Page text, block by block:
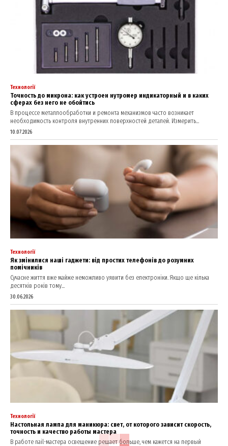
Технології
Точность до микрона: как устроен нутромер индикаторный и в каких
сферах без него не обойтись
В процессе металлообработки и ремонта механизмов часто возникает
необходимость контроля внутренних поверхностей деталей. Измерить...
10.07.2026
Технології
Як змінилися наші гаджети: від простих телефонів до розумних
помічників
Сучасне життя вже майже неможливо уявити без електроніки. Якщо ще кілька
десятків років тому...
30.06.2026
Технології
Настольная лампа для маникюра: свет, от которого зависит скорость,
точность и качество работы мастера
В работе nail-мастера освещение решает больше, чем кажется на первый